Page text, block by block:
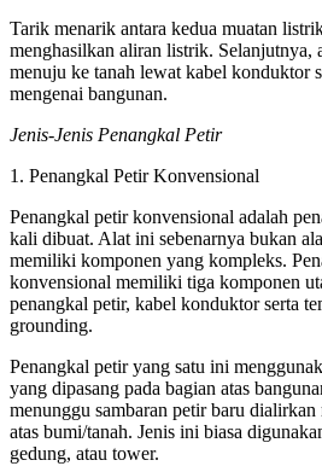
Tarik menarik antara kedua muatan
menghasilkan aliran listrik. Selanjutnya,
menuju ke tanah lewat kabel konduktor
mengenai bangunan.
Jenis-Jenis Penangkal Petir
1. Penangkal Petir Konvensional
Penangkal petir konvensional adalah
kali dibuat. Alat ini sebenarnya bukan
memiliki komponen yang kompleks.
konvensional memiliki tiga komponen
penangkal petir, kabel konduktor serta
grounding.
Penangkal petir yang satu ini
yang dipasang pada bagian atas
menunggu sambaran petir baru
atas bumi/tanah. Jenis ini biasa
gedung, atau tower.